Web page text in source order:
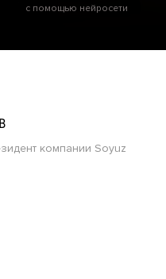
с помощью нейросети
компании Soyuz